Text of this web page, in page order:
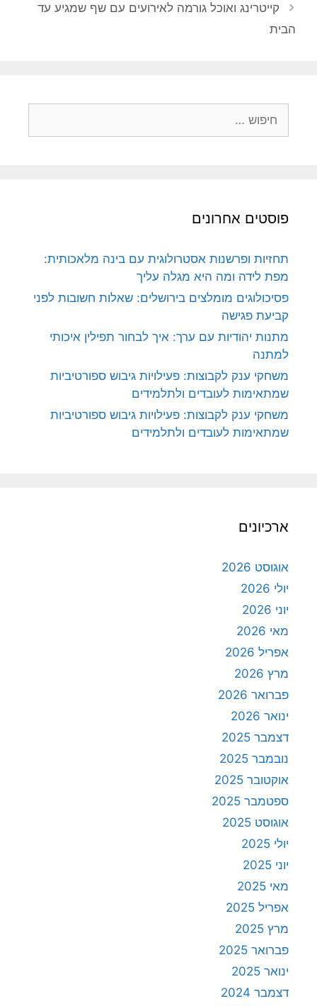
קייטרינג ואוכל גורמה לאירועים עם שף שמגיע עד
הבית
פוסטים אחרונים
תחזיות ופרשנות אסטרולוגית עם בינה מלאכותית:
מפת לידה ומה היא מגלה עליך
פסיכולוגים מומלצים בירושלים: שאלות חשובות לפני
קביעת פגישה
מתנות יהודיות עם ערך: איך לבחור תפילין איכותי
למתנה
משחקי ענק לקבוצות: פעילויות גיבוש ספורטיביות
שמתאימות לעובדים ולתלמידים
משחקי ענק לקבוצות: פעילויות גיבוש ספורטיביות
שמתאימות לעובדים ולתלמידים
ארכיונים
אוגוסט 2026
יולי 2026
יוני 2026
מאי 2026
אפריל 2026
מרץ 2026
פברואר 2026
ינואר 2026
דצמבר 2025
נובמבר 2025
אוקטובר 2025
ספטמבר 2025
אוגוסט 2025
יולי 2025
יוני 2025
מאי 2025
אפריל 2025
מרץ 2025
פברואר 2025
ינואר 2025
דצמבר 2024